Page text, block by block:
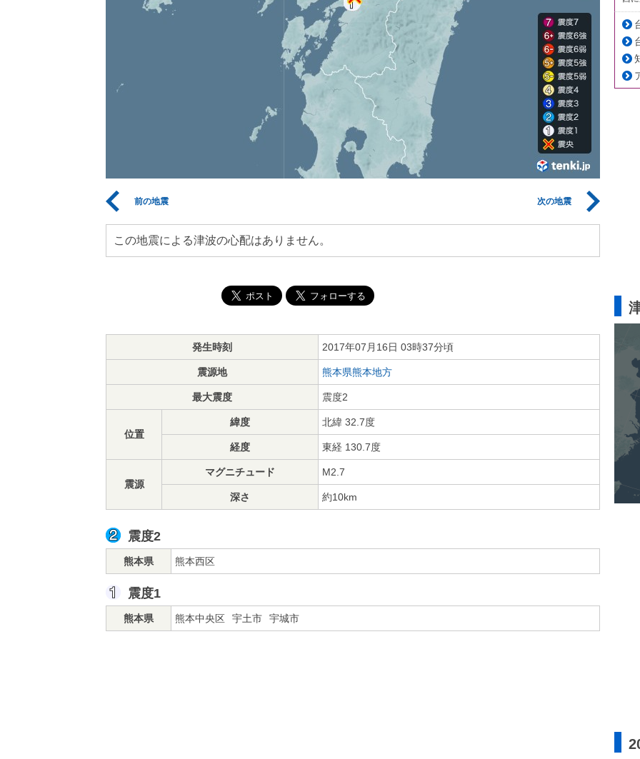
前の地震 次の地震
この地震による津波の心配はありません。
発生時刻 2017年07月16日 03時37分頃
震源地 熊本県熊本地方
最大震度 震度2
位置
緯度 北緯 32.7度
経度 東経 130.7度
震源
マグニチュード M2.7
深さ 約10km
震度2
熊本県 熊本西区
震度1
熊本県 熊本中央区 宇土市 宇城市